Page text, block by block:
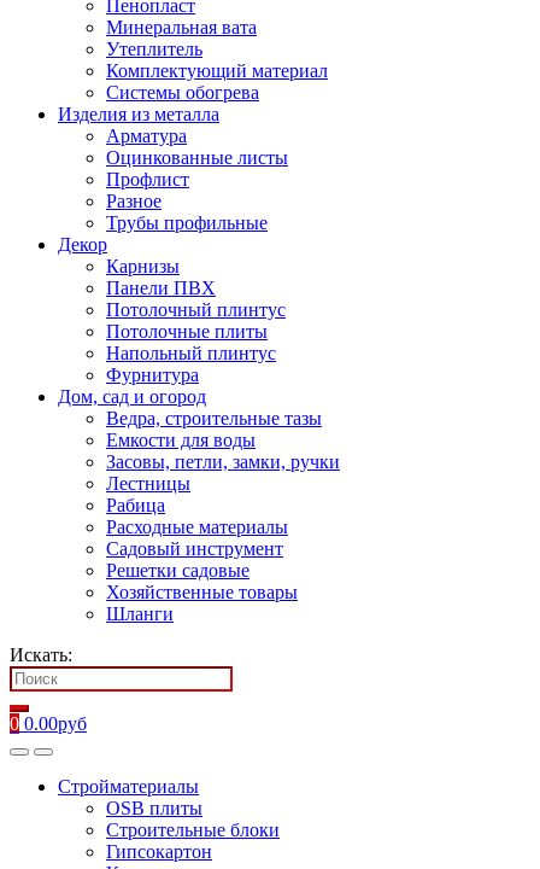
Пенопласт
Минеральная вата
Утеплитель
Комплектующий материал
Системы обогрева
Изделия из металла
Арматура
Оцинкованные листы
Профлист
Разное
Трубы профильные
Декор
Карнизы
Панели ПВХ
Потолочный плинтус
Потолочные плиты
Напольный плинтус
Фурнитура
Дом, сад и огород
Ведра, строительные тазы
Емкости для воды
Засовы, петли, замки, ручки
Лестницы
Рабица
Расходные материалы
Садовый инструмент
Решетки садовые
Хозяйственные товары
Шланги
Искать:
0 0.00руб
Стройматериалы
OSB плиты
Строительные блоки
Гипсокартон